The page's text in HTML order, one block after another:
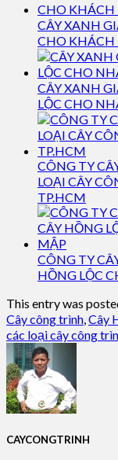
CÂY XANH
CHO
CÂY XANH
LỘC CHO
CÔNG TY
LOẠI CÂY
TP.HCM
CÔNG TY
HỒNG LỘC
This entry was
Cây công trình,Cây
các loại cây công
CAYCONGTRINH